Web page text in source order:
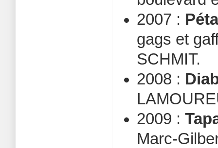
2007 :
gags et
SCHMIT.
2008 :
2009 :
Marc-